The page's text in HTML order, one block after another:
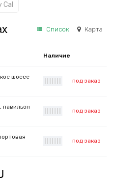
Cal
Список Карта
Наличие
шоссе
под заказ
павильон
под заказ
под заказ